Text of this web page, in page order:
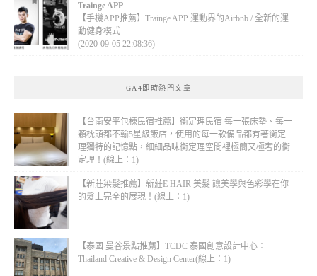
Trainge APP
【手機APP推薦】Trainge APP 運動界的Airbnb / 全新的運
動健身模式
(2020-09-05 22:08:36)
GA4即時熱門文章
【台南安平包棟民宿推薦】衡定理民宿 每一張床墊、每一
顆枕頭都不輸5星級飯店，使用的每一款備品都有著衡定
理獨特的記憶點，細細品味衡定理空間裡極簡又極奢的衡
定理！(線上：1)
【新莊染髮推薦】新莊E HAIR 美髮 讓美學與色彩學在你
的髮上完全的展現！(線上：1)
【泰國 曼谷景點推薦】TCDC 泰國創意設計中心：
Thailand Creative & Design Center(線上：1)